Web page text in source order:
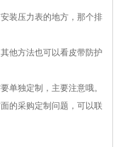
装压力表的地方，那个排
他方法也可以看皮带防护
独定制，主要注意哦。
的采购定制问题，可以联